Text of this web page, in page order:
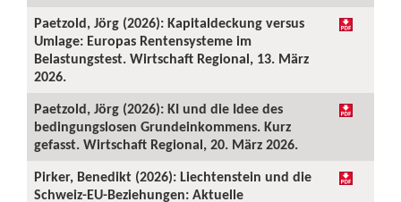
Paetzold, Jörg (2026): Kapitaldeckung versus
Umlage: Europas Rentensysteme im
Belastungstest. Wirtschaft Regional, 13. März
2026.
Paetzold, Jörg (2026): KI und die Idee des
bedingungslosen Grundeinkommens. Kurz
gefasst. Wirtschaft Regional, 20. März 2026.
Pirker, Benedikt (2026): Liechtenstein und die
Schweiz-EU-Beziehungen: Aktuelle